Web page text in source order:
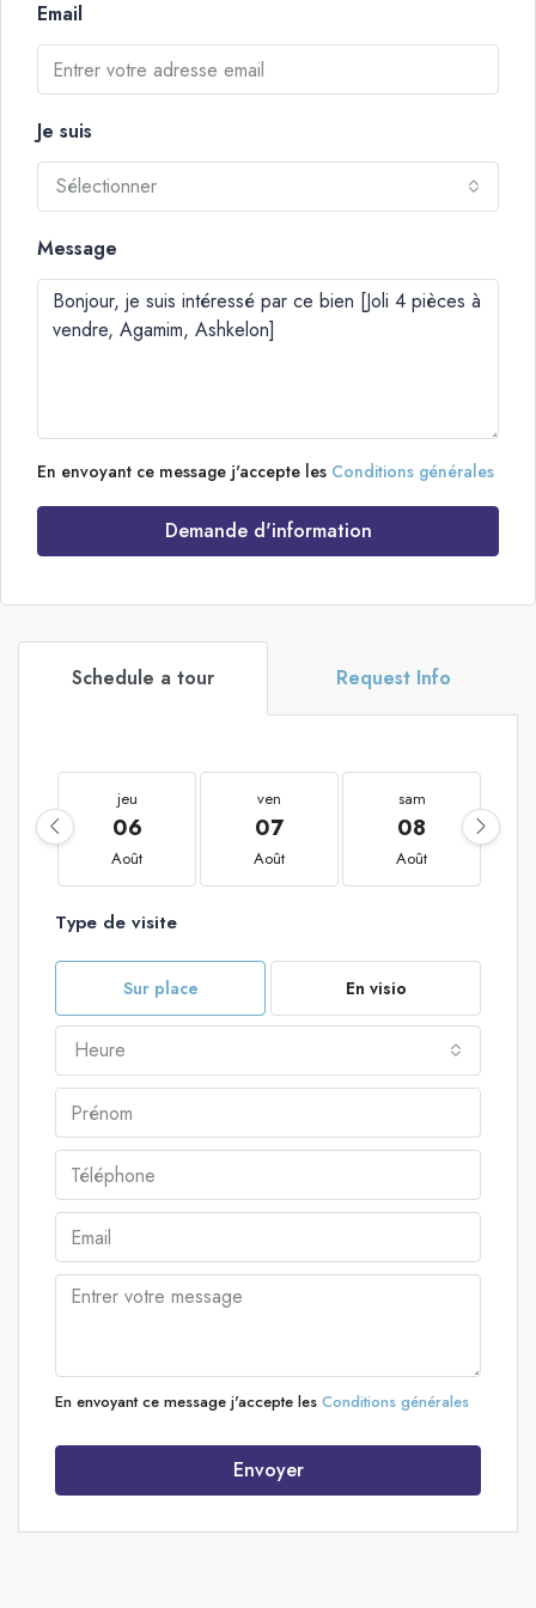
Email
Je suis
Sélectionner
Message
En envoyant ce message j'accepte les Conditions générales
Demande d'information
Schedule a tour Request Info
jeu
06
Août
ven
07
Août
sam
08
Août
Type de visite
Sur place En visio
Heure
En envoyant ce message j'accepte les Conditions générales
Envoyer